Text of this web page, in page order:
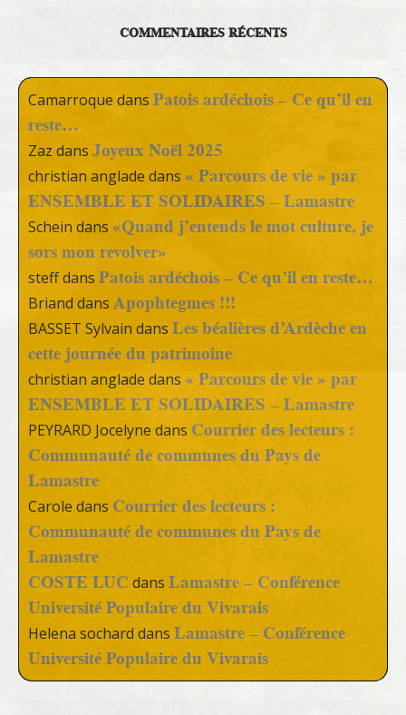
COMMENTAIRES RÉCENTS
Camarroque dans Patois ardéchois – Ce qu’il en
reste…
Zaz dans Joyeux Noël 2025
christian anglade dans « Parcours de vie » par
ENSEMBLE ET SOLIDAIRES – Lamastre
Schein dans «Quand j’entends le mot culture, je
sors mon revolver»
steffdans Patois ardéchois – Ce qu’il en reste…
Briand dans Apophtegmes !!!
BASSET Sylvain dans Les béalières d’Ardèche en
cette journée du patrimoine
christian anglade dans « Parcours de vie » par
ENSEMBLE ET SOLIDAIRES – Lamastre
PEYRARD Jocelyne dans Courrier des lecteurs :
Communauté de communes du Pays de
Lamastre
Carole dans Courrier des lecteurs :
Communauté de communes du Pays de
Lamastre
COSTE LUC dans Lamastre – Conférence
Université Populaire du Vivarais
Helena sochard dans Lamastre – Conférence
Université Populaire du Vivarais